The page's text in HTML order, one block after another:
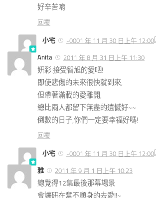
好辛苦唷
回覆
小宅 -0001 年 11 月 30 日上午 12:00
Anita 2011 年 8 月 31 日上午 11:30
妍彩:接受智旭的愛吧!
即使悲傷的未來很快就到來,
但帶著滿載的愛離開,
總比兩人都留下無盡的遺憾好~~
倒數的日子,你們一定要幸福好嗎!
回覆
小宅 -0001 年 11 月 30 日上午 12:00
雅 2011 年 9 月 1 日上午 10:23
總覺得12集最後那幕場景
會讓研在奮不顧身的去愛!!~